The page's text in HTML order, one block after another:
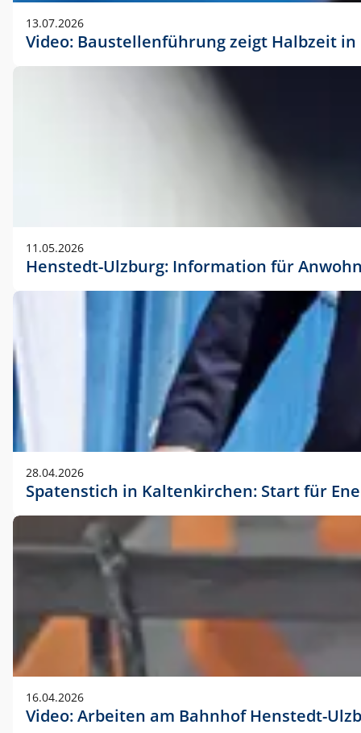
13.07.2026
Video: Baustellenführung zeigt Halbzeit
11.05.2026
Henstedt-Ulzburg: Information für
28.04.2026
Spatenstich in Kaltenkirchen: Start für
16.04.2026
Video: Arbeiten am Bahnhof Henstedt-